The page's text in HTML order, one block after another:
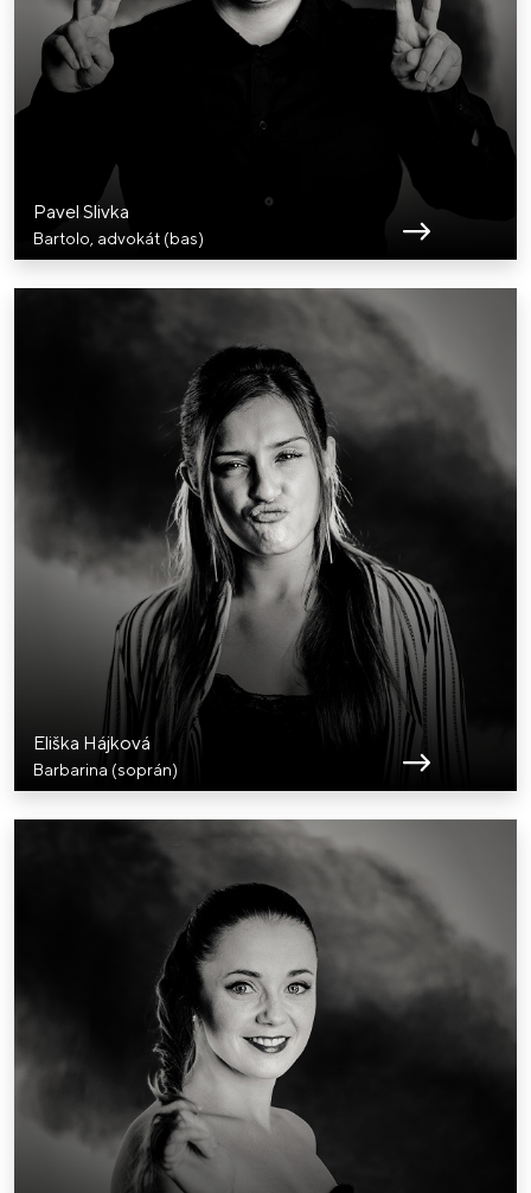
Pavel Slivka
Bartolo, advokát (bas)
Eliška Hájková
Barbarina (soprán)